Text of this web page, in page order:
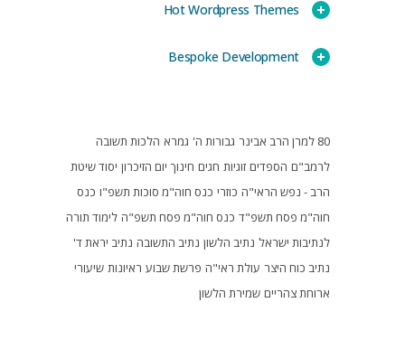
Hot Wordpress Themes
Bespoke Development
80 למרן הרב אבינר גבורות ה' גמרא הלכות תשובה
לרמב"ם הספדים זוגיות חגים חינוך יום הזיכרון יסוד שיטת
הרב - נפש הראי"ה כוזרי כנס חוה"מ סוכות תשפ"ו כנס
חוה"מ פסח תשפ"ד כנס חוה"מ פסח תשפ"ה לימוד תורה
לנתיבות ישראל נתיב הלשון נתיב התשובה נתיב יראת ד'
נתיב כוח היצר עולת ראי"ה פרשת שבוע ראיונות שיעורי
ארוחת צהריים שמירת הלשון